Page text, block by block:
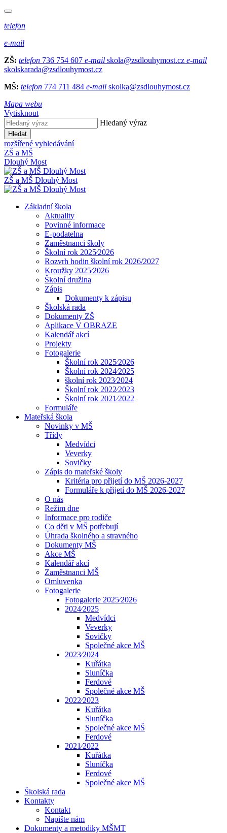
telefon
e-mail
ZŠ: telefon 736 754 607 e-mail skola@zsdlouhymost.cz e-mail
skolskarada@zsdlouhymost.cz
MŠ: telefon 774 711 484 e-mail skolka@zsdlouhymost.cz
Mapa webu
Vytisknout
Hledaný výraz
Hledat
rozšířené vyhledávání
ZŠ a MŠ
Dlouhý Most
ZŠ a MŠ Dlouhý Most
Základní škola
Aktuality
Povinné informace
E-podatelna
Zaměstnanci školy
Školní rok 2025⁄2026
Rozvrh hodin školní rok 2026/2027
Kroužky 2025⁄2026
Školní družina
Zápis
Dokumenty k zápisu
Školská rada
Dokumenty ZŠ
Aplikace V OBRAZE
Kalendář akcí
Projekty
Fotogalerie
Školní rok 2025⁄2026
Školní rok 2024⁄2025
školní rok 2023⁄2024
Školní rok 2022⁄2023
Školní rok 2021⁄2022
Formuláře
Mateřská škola
Novinky v MŠ
Třídy
Medvídci
Veverky
Sovičky
Zápis do mateřské školy
Kritéria pro přijetí do MŠ 2026-2027
Formuláře k přijetí do MŠ 2026-2027
O nás
Režim dne
Informace pro rodiče
Co děti v MŠ potřebují
Úhrada školného a stravného
Dokumenty MŠ
Akce MŠ
Kalendář akcí
Zaměstnanci MŠ
Omluvenka
Fotogalerie
Fotogalerie 2025⁄2026
2024⁄2025
Medvídci
Veverky
Sovičky
Společné akce MŠ
2023⁄2024
Kuřátka
Sluníčka
Ferdové
Společné akce MŠ
2022⁄2023
Kuřátka
Sluníčka
Společné akce MŠ
Ferdové
2021⁄2022
Kuřátka
Sluníčka
Ferdové
Společné akce MŠ
Školská rada
Kontakty
Kontakt
Napište nám
Dokumenty a metodiky MŠMT